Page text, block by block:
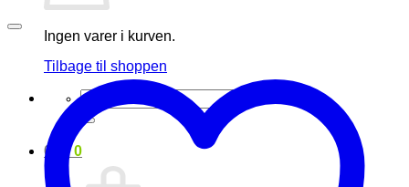
Ingen varer i kurven.
Tilbage til shoppen
Søg
efter:
0 kr. 0